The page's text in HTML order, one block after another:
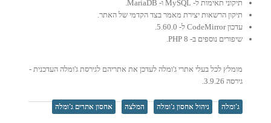
תיקוני תאימות ל- MySQL ו- MariaDB.
תיקון הרשאות יצירת מאמר בצד הקדמי של האתר.
עדכון CodeMirror ל- 5.60.0.
שיפורים נוספים ב- PHP 8.
מומלץ לכל בעלי אתרי ג'ומלה לעדכן את אתריהם לגירסת ג'ומלה העדכנית -
גירסה 3.9.26.
ג'ומלה ניהול אחסון ג'ומלה המלצה אחסון אתרים ג'ומלה